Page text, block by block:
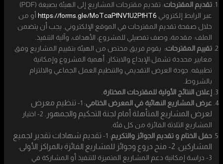
تقديم المقترحات
: تقديم مقترحات المشاريع إلى الهيئة بصيغة (PDF)
عبر الرابط إلكتروني https://forms.gle/MoTcaPfNV1U2PfHT6أو من
خلال صفحة تقديم المقترحات في الموقع الإلكتروني. يجب أن يتضمن
الملف: مقدمة، وصف تفصيلي للمشروع، الأهداف، وآلية التنفيذ.
تقييم المقترحات: يقوم فريق مختص من الهيئة بتقييم المشاريع وفق
معايير محددة تشمل:الإبداع والابتكار. أهمية المشروع وإمكانية
تطبيقه. جودة العرض التقديمي والتنظيم.العمل الجماعي والالتزام
بالشروط.
إعلان النتائج الأولية للمقترحات المختارة
عرض المشاريع النهائية في المعرض الختامي: 1-
تنظيم معرض
لعرض المشاريع المتأهلة أمام لجنة التحكيم والجمهور.
2- اختيار
المشاريع الثلاثة الفائزة من كل فئة.
حفل الختام و تقديم الجوائز والتكريم: 1-
تقديم شهادات تقدير لجميع
المشاركين. 2- منح دروع وجوائز للمشاريع الفائزة بالمراكز الأولى.
3- دراسة إمكانية دعم المشاريع المتميزة للتنفيذ أو المشاركة في